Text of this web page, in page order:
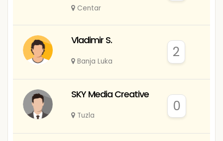
Centar
Vladimir S.
Banja Luka
2
SKY Media Creative
Tuzla
0